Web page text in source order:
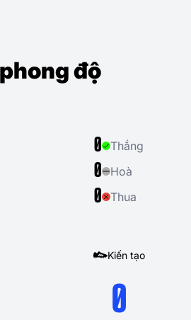
độ
Kiến tạo
0
0 Thắng
0 Hoà
0 Thua